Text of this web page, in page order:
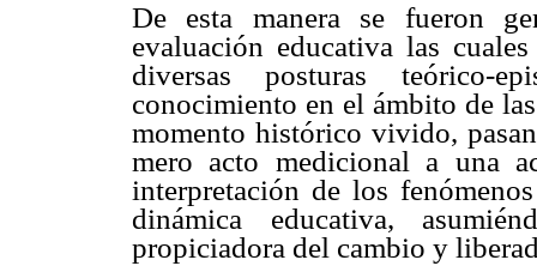
De esta manera se fueron
evaluación educativa las
diversas posturas teórico-
conocimiento en el ámbito de
momento histórico vivido,
mero acto medicional a una
interpretación de los
dinámica educativa,
propiciadora del cambio y